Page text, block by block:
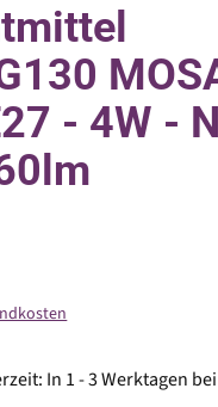
- 4W -
In 1 - 3 Werktagen